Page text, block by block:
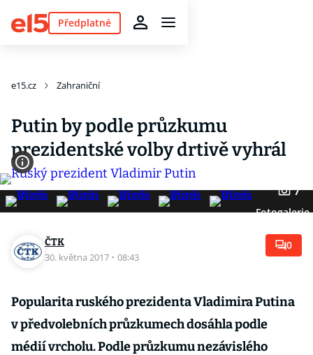
Předplatné
e15.cz Zahraniční
Putin by podle průzkumu
prezidentské volby drtivě vyhrál
7
Fotogalerie
ČTK
30. května 2017 · 08:43
0
Popularita ruského prezidenta Vladimira Putina
v předvolebních průzkumech dosáhla podle
médií vrcholu. Podle průzkumu nezávislého